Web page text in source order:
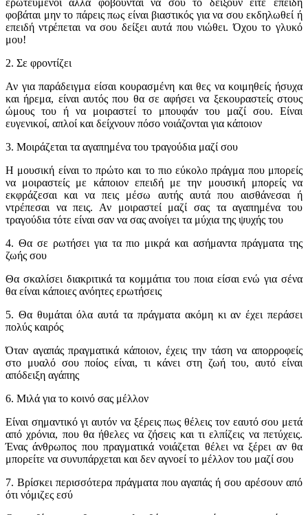
φοβάται μην το πάρεις πως είναι βιαστικός για να σου εκδηλωθεί ή
επειδή ντρέπεται να σου δείξει αυτά που νιώθει. Όχου το γλυκό
μου!
2. Σε φροντίζει
Αν για παράδειγμα είσαι κουρασμένη και θες να κοιμηθείς ήσυχα
και ήρεμα, είναι αυτός που θα σε αφήσει να ξεκουραστείς στους
ώμους του ή να μοιραστεί το μπουφάν του μαζί σου. Είναι
ευγενικοί, απλοί και δείχνουν πόσο νοιάζονται για κάποιον
3. Μοιράζεται τα αγαπημένα του τραγούδια μαζί σου
Η μουσική είναι το πρώτο και το πιο εύκολο πράγμα που μπορείς
να μοιραστείς με κάποιον επειδή με την μουσική μπορείς να
εκφράζεσαι και να πεις μέσω αυτής αυτά που αισθάνεσαι ή
ντρέπεσαι να πεις. Αν μοιραστεί μαζί σας τα αγαπημένα του
τραγούδια τότε είναι σαν να σας ανοίγει τα μύχια της ψυχής του
4. Θα σε ρωτήσει για τα πιο μικρά και ασήμαντα πράγματα της
ζωής σου
Θα σκαλίσει διακριτικά τα κομμάτια του ποια είσαι ενώ για σένα
θα είναι κάποιες ανόητες ερωτήσεις
5. Θα θυμάται όλα αυτά τα πράγματα ακόμη κι αν έχει περάσει
πολύς καιρός
Όταν αγαπάς πραγματικά κάποιον, έχεις την τάση να απορροφείς
στο μυαλό σου ποίος είναι, τι κάνει στη ζωή του, αυτό είναι
απόδειξη αγάπης
6. Μιλά για το κοινό σας μέλλον
Είναι σημαντικό γι αυτόν να ξέρεις πως θέλεις τον εαυτό σου μετά
από χρόνια, που θα ήθελες να ζήσεις και τι ελπίζεις να πετύχεις.
Ένας άνθρωπος που πραγματικά νοιάζεται θέλει να ξέρει αν θα
μπορείτε να συνυπάρχεται και δεν αγνοεί το μέλλον του μαζί σου
7. Βρίσκει περισσότερα πράγματα που αγαπάς ή σου αρέσουν από
ότι νόμιζες εσύ